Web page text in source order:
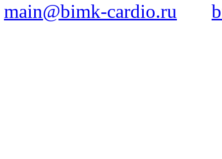
main@bimk-cardio.ru